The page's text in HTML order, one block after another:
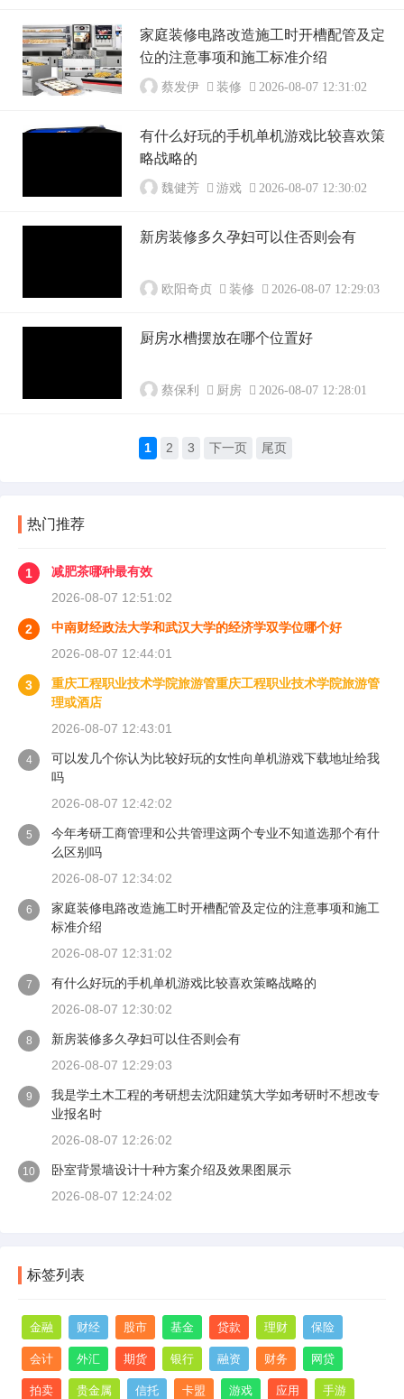
家庭装修电路改造施工时开槽配管及定
位的注意事项和施工标准介绍
蔡发伊 装修 2026-08-07 12:31:02
有什么好玩的手机单机游戏比较喜欢策
略战略的
魏健芳 游戏 2026-08-07 12:30:02
新房装修多久孕妇可以住否则会有
欧阳奇贞 装修 2026-08-07 12:29:03
厨房水槽摆放在哪个位置好
蔡保利 厨房 2026-08-07 12:28:01
1 2 3 下一页 尾页
热门推荐
1
减肥茶哪种最有效
2026-08-07 12:51:02
2
中南财经政法大学和武汉大学的经济学双学位哪个好
2026-08-07 12:44:01
3
重庆工程职业技术学院旅游管重庆工程职业技术学院旅游管
理或酒店
2026-08-07 12:43:01
4
可以发几个你认为比较好玩的女性向单机游戏下载地址给我
吗
2026-08-07 12:42:02
5
今年考研工商管理和公共管理这两个专业不知道选那个有什
么区别吗
2026-08-07 12:34:02
6
家庭装修电路改造施工时开槽配管及定位的注意事项和施工
标准介绍
2026-08-07 12:31:02
7
有什么好玩的手机单机游戏比较喜欢策略战略的
2026-08-07 12:30:02
8
新房装修多久孕妇可以住否则会有
2026-08-07 12:29:03
9
我是学土木工程的考研想去沈阳建筑大学如考研时不想改专
业报名时
2026-08-07 12:26:02
10
卧室背景墙设计十种方案介绍及效果图展示
2026-08-07 12:24:02
标签列表
金融 财经 股市 基金 贷款 理财 保险
会计 外汇 期货 银行 融资 财务 网贷
拍卖 贵金属 信托 卡盟 游戏 应用 手游